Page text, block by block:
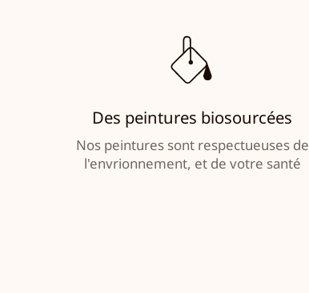
Des peintures biosourcées
Nos peintures sont respectueuses de
l'envrionnement, et de votre santé